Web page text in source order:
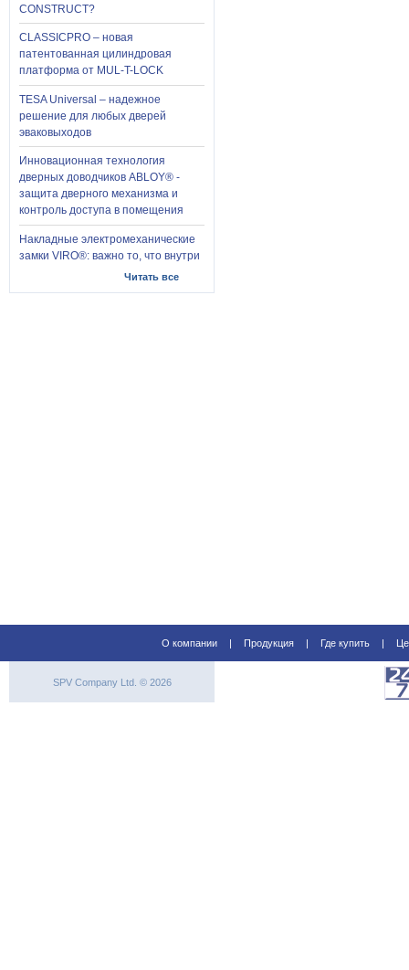
CONSTRUCT?
CLASSICPRO – новая
патентованная цилиндровая
платформа от MUL-T-LOCK
TESA Universal – надежное
решение для любых дверей
эваковыходов
Инновационная технология
дверных доводчиков ABLOY® -
защита дверного механизма и
контроль доступа в помещения
Накладные электромеханические
замки VIRO®: важно то, что внутри
Читать все
О компании | Продукция | Где купить |
SPV Company Ltd. © 2026